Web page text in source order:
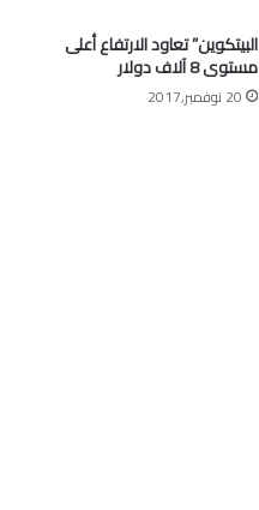
البيتكوين” تعاود الارتفاع أعلى
مستوى 8 آلاف دولار
20 نوفمبر,2017